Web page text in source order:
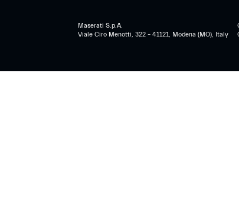
Maserati S.p.A.
Viale Ciro Menotti, 322 – 41121, Modena (MO), Italy